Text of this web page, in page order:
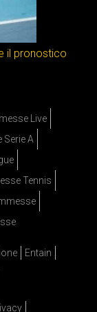
il pronostico
Live
A
Tennis
Entain